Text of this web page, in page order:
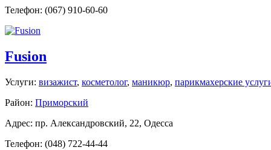
Телефон: (067) 910-60-60
Fusion
Услуги: визажист, косметолог, маникюр, парикмахерские
Район: Приморский
Адрес: пр. Александровский, 22, Одесса
Телефон: (048) 722-44-44